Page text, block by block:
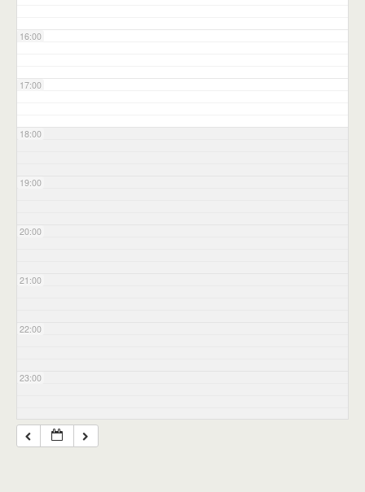
16:00
17:00
18:00
19:00
20:00
21:00
22:00
23:00